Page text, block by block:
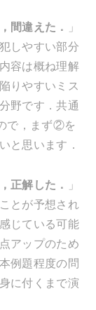
間違えた．
」
しやすい部分
容は概ね理解
りやすいミス
野です．共通
で，まず②を
と思います．
正解した．
」
とが予想され
じている可能
アップのため
例題程度の問
に付くまで演